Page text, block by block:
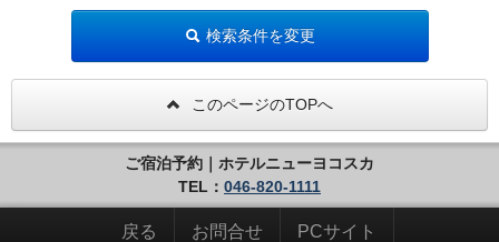
検索条件を変更
このページのTOPへ
ご宿泊予約｜ホテルニューヨコスカ
TEL： 046-820-1111
戻る お問合せ PCサイト